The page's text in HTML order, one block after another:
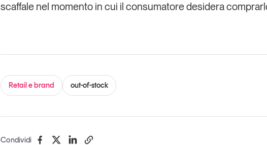
scaffale nel momento in cui il consumatore desidera
Retail e brand out-of-stock
Condividi